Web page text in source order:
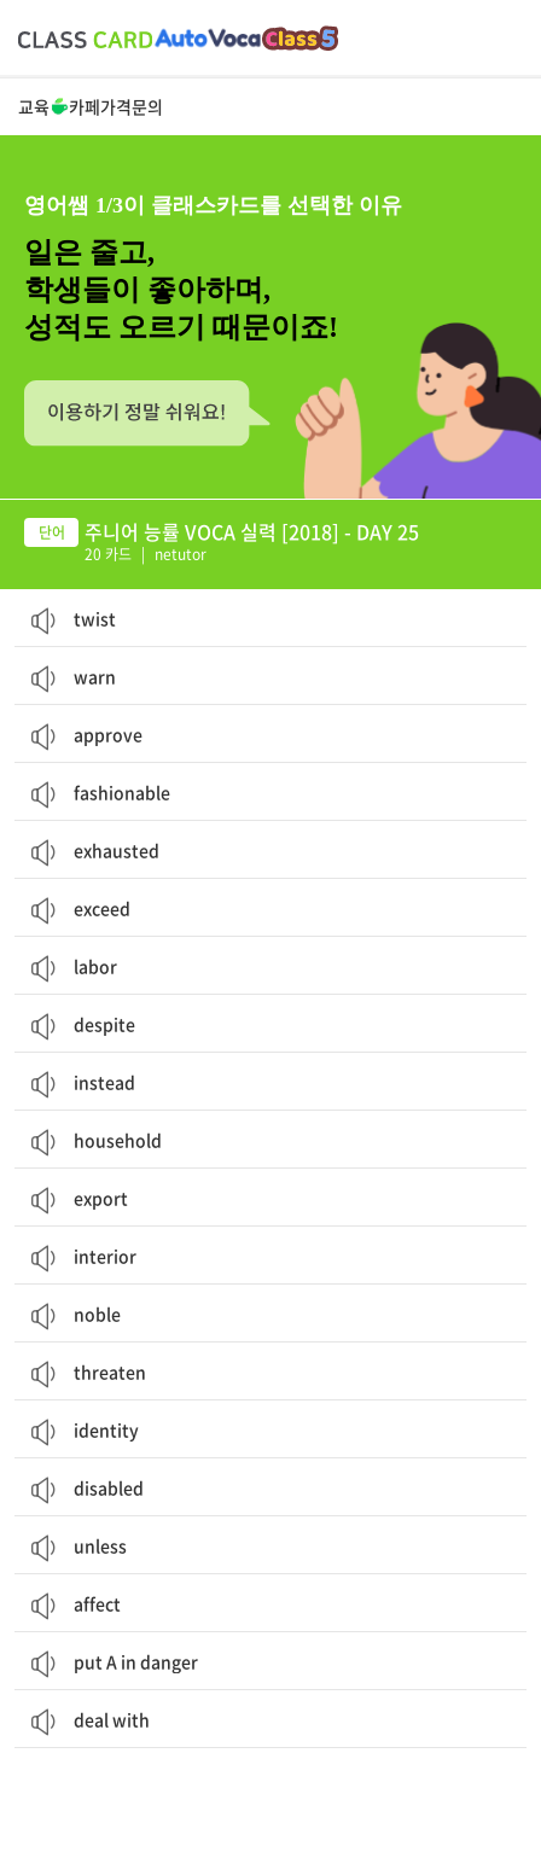
교육 카페가격문의
영어쌤 1/3이 클래스카드를 선택한 이유
일은 줄고,
학생들이 좋아하며,
성적도 오르기 때문이죠!
주니어 능률 VOCA 실력 [2018] - DAY 25
20 카드 | netutor
twist
warn
approve
fashionable
exhausted
exceed
labor
despite
instead
household
export
interior
noble
threaten
identity
disabled
unless
affect
put A in danger
deal with